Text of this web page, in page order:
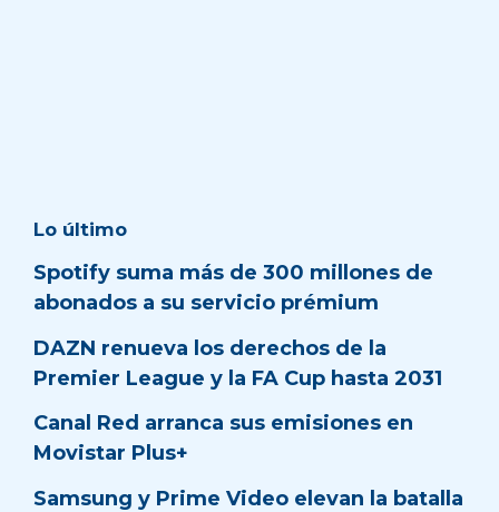
Lo último
Spotify suma más de 300 millones de
abonados a su servicio prémium
DAZN renueva los derechos de la
Premier League y la FA Cup hasta 2031
Canal Red arranca sus emisiones en
Movistar Plus+
Samsung y Prime Video elevan la batalla